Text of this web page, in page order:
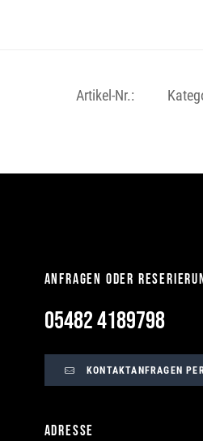
Artikel-Nr.:
ANFRAGEN ODER
05482 4189798
KONTAKTANFRAGEN
ADRESSE